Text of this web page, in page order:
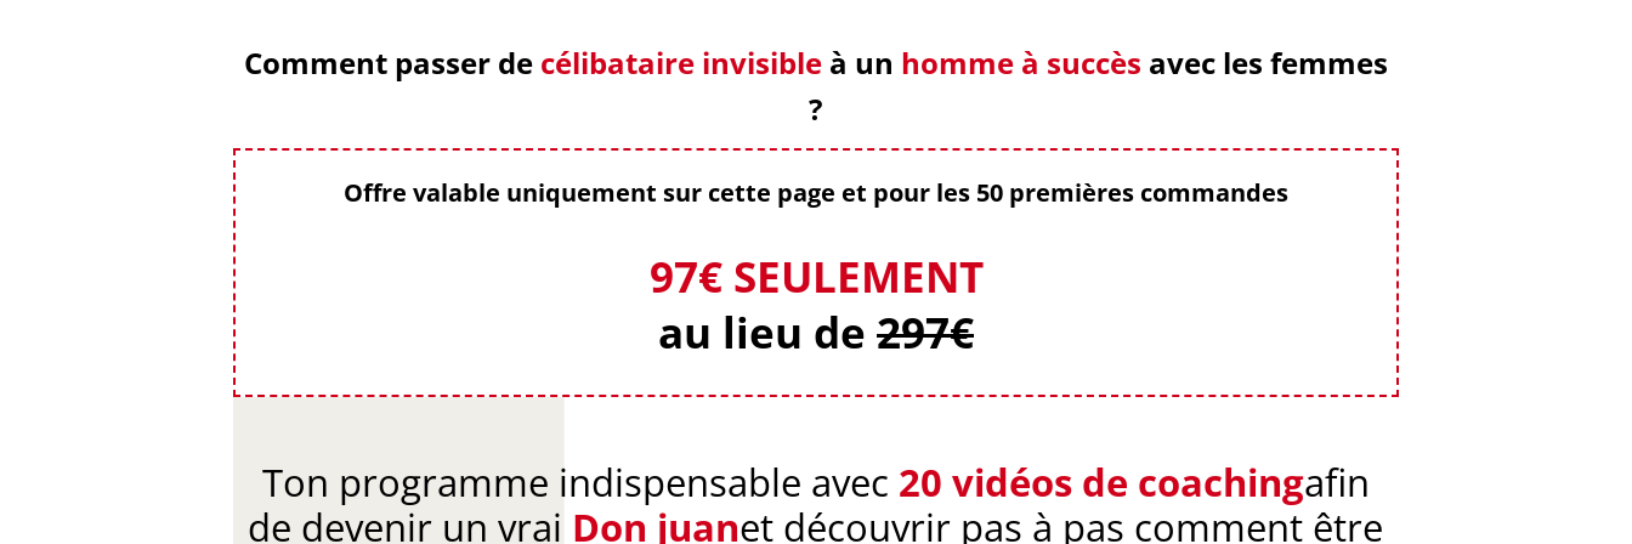
Comment passer decélibataire invisible à un homme à succès avec les femmes
?
Offre valable uniquement sur cette page et pour les 50 premières commandes
97€ SEULEMENT
au lieu de 297€
Ton programme indispensable avec 20 vidéos de coachingafin
de devenir un vrai Don juanet découvrir pas à pas comment être